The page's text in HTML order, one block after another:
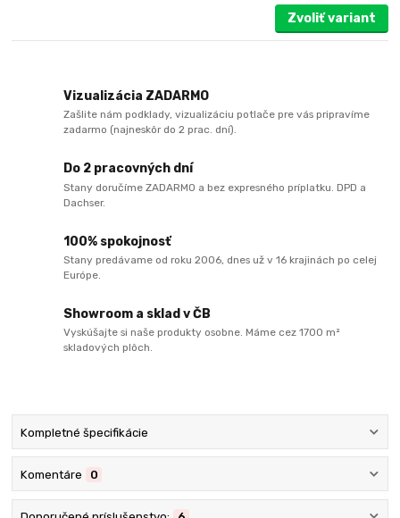
Zvoliť variant
Vizualizácia ZADARMO
Zašlite nám podklady, vizualizáciu potlače pre vás pripravíme
zadarmo (najneskôr do 2 prac. dní).
Do 2 pracovných dní
Stany doručíme ZADARMO a bez expresného príplatku. DPD a
Dachser.
100% spokojnosť
Stany predávame od roku 2006, dnes už v 16 krajinách po celej
Európe.
Showroom a sklad v ČB
Vyskúšajte si naše produkty osobne. Máme cez 1700 m²
skladových plôch.
Kompletné špecifikácie
Komentáre 0